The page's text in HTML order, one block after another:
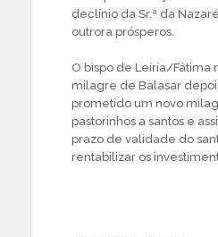
declínio da Sr.ª da
outrora prósperos.
O bispo de Leiria/Fátima
milagre de Balasar
prometido um novo
pastorinhos a santos e
prazo de validade do
rentabilizar os